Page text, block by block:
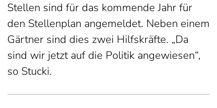
Stellen sind für das kommende Jahr für
den Stellenplan angemeldet. Neben einem
Gärtner sind dies zwei Hilfskräfte. „Da
sind wir jetzt auf die Politik angewiesen“,
so Stucki.